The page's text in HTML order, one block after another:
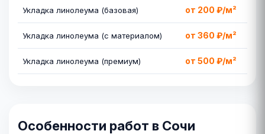
Укладка линолеума (базовая) от 200 ₽/м²
Укладка линолеума (с материалом) от 360 ₽/м²
Укладка линолеума (премиум) от 500 ₽/м²
Особенности работ в Сочи